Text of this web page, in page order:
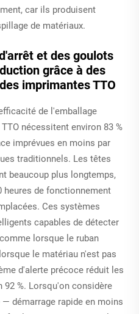
car ils produisent
de matériaux.
et des goulots
grâce à des
imprimantes TTO
de l'emballage
nécessitent environ 83 %
imprévues en moins par
traditionnels. Les têtes
beaucoup plus longtemps,
heures de fonctionnement
Ces systèmes
capables de détecter
lorsque le ruban
le matériau n'est pas
d'alerte précoce réduit les
92 %. Lorsqu'on considère
démarrage rapide en moins